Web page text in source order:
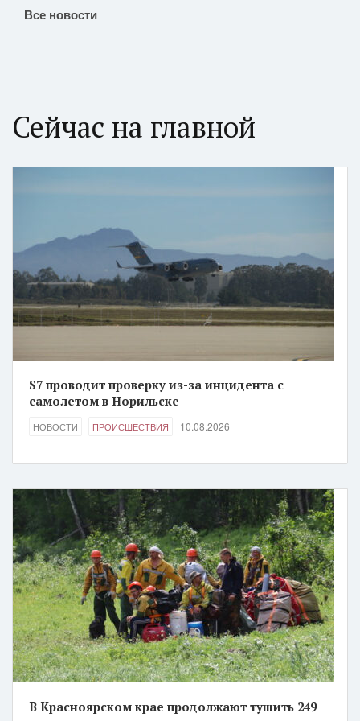
Все новости
Сейчас на главной
S7 проводит проверку из-за инцидента с
самолетом в Норильске
НОВОСТИ ПРОИСШЕСТВИЯ 10.08.2026
В Красноярском крае продолжают тушить 249